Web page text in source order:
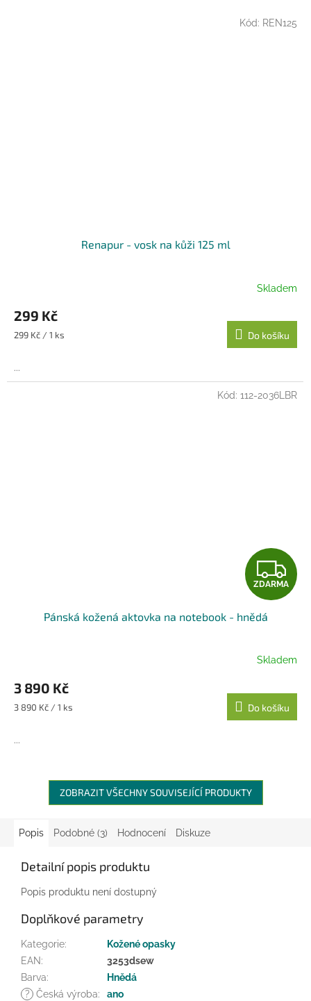
Renapur - vosk na kůži 125 ml
Skladem
299 Kč
Měrná
299 Kč / 1 ks Do košíku
...
Kód: REN125
Z
D
R
M
A
ZDARMA
Pánská kožená aktovka na notebook - hnědá
Skladem
3 890 Kč
Měrná
3 890 Kč / 1 ks Do košíku
...
Kód: 112-2036LBR
ZOBRAZIT VŠECHNY SOUVISEJÍCÍ PRODUKTY
Popis Podobné (3) Hodnocení Diskuze
Detailní popis produktu
Popis produktu není dostupný
Doplňkové parametry
Kategorie:
Kožené opasky
EAN:
3253dsew
Barva:
Hnědá
?
Česká výroba: ano